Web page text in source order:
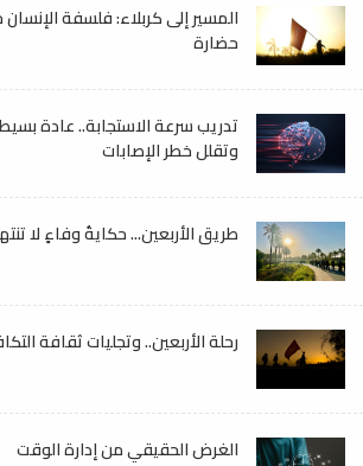
المسير إلى كربلاء: فلسفة
حضارة
تدريب سرعة الاستجابة.. عادة
وتقلل خطر الإصابات
طريق الأربعين... حكايةُ وفاءٍ لا
رحلة الأربعين.. وتجليات ثقافة
الغرض الحقيقي من إدارة الوقت